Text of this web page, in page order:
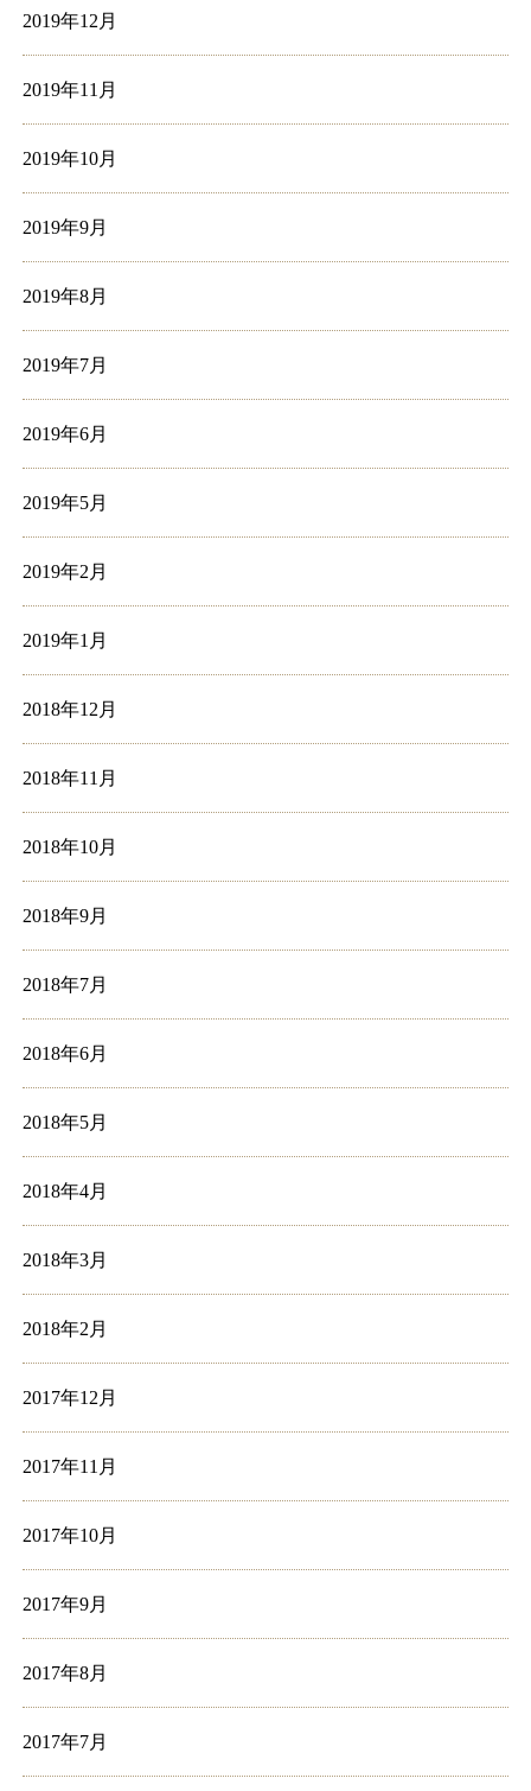
2019年12月
2019年11月
2019年10月
2019年9月
2019年8月
2019年7月
2019年6月
2019年5月
2019年2月
2019年1月
2018年12月
2018年11月
2018年10月
2018年9月
2018年7月
2018年6月
2018年5月
2018年4月
2018年3月
2018年2月
2017年12月
2017年11月
2017年10月
2017年9月
2017年8月
2017年7月